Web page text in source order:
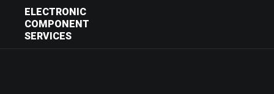
ELECTRONIC
COMPONENT
SERVICES